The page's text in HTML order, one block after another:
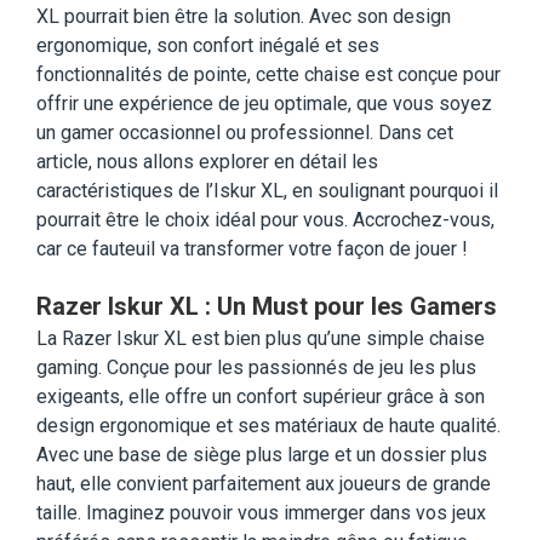
XL pourrait bien être la solution. Avec son design
ergonomique, son confort inégalé et ses
fonctionnalités de pointe, cette chaise est conçue pour
offrir une expérience de jeu optimale, que vous soyez
un gamer occasionnel ou professionnel. Dans cet
article, nous allons explorer en détail les
caractéristiques de l’Iskur XL, en soulignant pourquoi il
pourrait être le choix idéal pour vous. Accrochez-vous,
car ce fauteuil va transformer votre façon de jouer !
Razer Iskur XL : Un Must pour les Gamers
La Razer Iskur XL est bien plus qu’une simple chaise
gaming. Conçue pour les passionnés de jeu les plus
exigeants, elle offre un confort supérieur grâce à son
design ergonomique et ses matériaux de haute qualité.
Avec une base de siège plus large et un dossier plus
haut, elle convient parfaitement aux joueurs de grande
taille. Imaginez pouvoir vous immerger dans vos jeux